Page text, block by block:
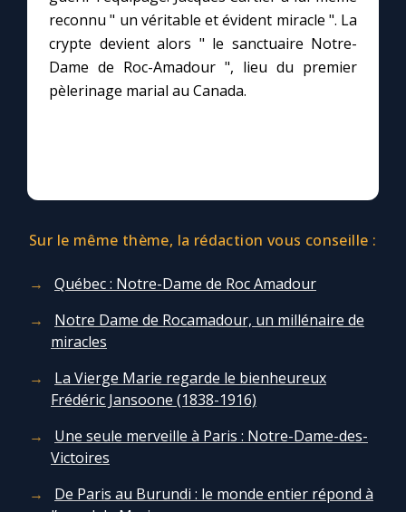
L'Évangile chaque jour
Les premiers samedis du mois
Une Minute avec Marie
À la une
1000 Raisons de Croire
reconnu " un véritable et évident miracle ". La
crypte devient alors " le sanctuaire Notre-
Dame de Roc-Amadour ", lieu du premier
pèlerinage marial au Canada.
Sur le même thème, la rédaction vous conseille :
Québec : Notre-Dame de Roc Amadour
Notre Dame de Rocamadour, un millénaire de
miracles
La Vierge Marie regarde le bienheureux
Frédéric Jansoone (1838-1916)
Une seule merveille à Paris : Notre-Dame-des-
Victoires
De Paris au Burundi : le monde entier répond à